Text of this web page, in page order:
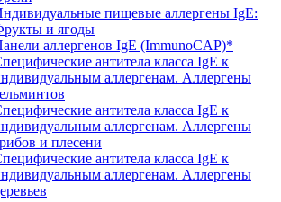
пищевые аллергены IgE:
и ягоды
аллергенов IgE (ImmunoCAP)*
антитела класса IgE к
аллергенам. Аллергены
антитела класса IgE к
аллергенам. Аллергены
и плесени
антитела класса IgE к
аллергенам. Аллергены